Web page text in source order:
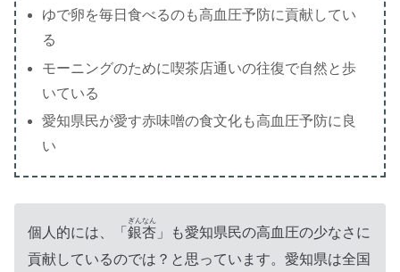
ゆで卵を毎日食べるのも高血圧予防に貢献してい
る
モーニングのために喫茶店通いの往復で自然と歩
いている
愛知県民が愛す赤味噌の食文化も高血圧予防に良
い
個人的には、「 銀杏
ぎんなん
」も愛知県民の高血圧の少なさに
貢献しているのでは？と思っています。愛知県は全国